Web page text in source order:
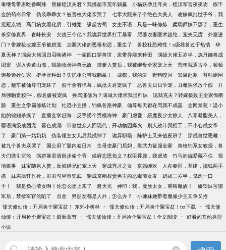
毒继母带崽吃香喝辣
替嫁糙汉夫君？我携超市荒年躺赢 小猫妖孕肚寻夫，糙汉军官夜夜吻
假千
金的苟命日常
伪装乖乖女？被贵校大佬亲哭了 七零大院来了个绝色大美人
改嫁疯批世子爷，我
宠冠京城
高门嫡女黑化后，引雄竞 缘起古蜀 女主不语，只是一味修炼
柔弱师妹不舔了，重生
杀穿修真界
食味长安 欠债三个亿？我诡异世界打工暴富 肥婆农妻医术超绝，宠夫无度
外室进
门？带嫁妆改嫁王爷被娇宠
京圈大佬的恶毒初恋，重生了 兽校社恐雌性！s级雄兽过于热情
华
夏无神？满级大佬回归召唤诸神
一家四口穿兽世，崽带异能来种田
满级大佬五岁半，炼丹御兽成
团宠
误入诡道山海，我靠收录神兽无敌 随爹入赘后，我被继母全家宠上天
荒年我通古今，顿顿
饱餐馋死仇家
挺孕肚种田？失忆相公带我躺赢！ 成都，我的爱 野狗咬月 知温赴寒
替师姐网
恋，翻车被仙尊们宠坏了
假千金有弹幕，疯批夫君宠疯了 恶兽夫日日争宠，丑雌哭求放个假
开
局强吻贵校F4，假名媛被宠疯
挨骂涨修为？满城大佬求我当师妹
说我克夫？转嫁摄政王全家悔断
肠
重生之学霸修炼计划 社恐小主播，钓疯各路神豪 仙尊每天都在骂我不成器
全网禁惹！温小
姐的锦鲤杀疯了
直播玄学赶海：反手捞个男模海神 豪门虐爱：恶魔夜少太撩人
八零凝脂美人，
婴语满级成团宠
暮色成溺 带兽世众人回现代，开动物园爆火
别人政斗我招工，不小心成女帝
了
豪门第一姑奶奶 伪装领主女儿后我成神了 诡异职场：陈护士又来值夜班了
穿成兽世恶雌：
被九个兽夫亲哭了
国公府丫鬟内卷日常 主母变豪门后妈，靠武力征服全家
兽校钓系女教授，兽
夫们诱引沉沦
病娇暴君请留步偷个香 侯府忘恩负义？权臣撑腰，我虐渣 竹马的偏爱藏不住
蜀
地酱事
妹宝随爸入赘，反被继兄们宠上天 穿成秀才之女 京婚缠欢
人在秦国，基建，搞钱两手
抓
妹崽疯狂作死，哥哥勾皇帝兜底 穿成京圈权贵男主的恶毒前女友
奶团三岁半，鬼肉一口
干！
我是负心渣女啊！你怎么吻上来了 渡天光 神印：我，魔族太女，重铸魔族！
娇软妹宝随
军后，禁欲军官沦陷了
点金 男朋友都是人外，怎么办？
小师妹她带着魔修少主又争又抢
懦夫修仙传：开局捡个聚宝盆！ 东郊小树林 - 懦夫修仙传：开局捡个聚宝盆！txt下载 - 懦夫修
仙传：开局捡个聚宝盆！最新章节 - 懦夫修仙传：开局捡个聚宝盆！全文阅读 - 好看的其他类型
小说